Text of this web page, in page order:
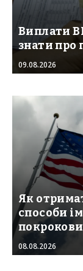
Виплати
знати про
09.08.2026
Як
способи
08.08.2026